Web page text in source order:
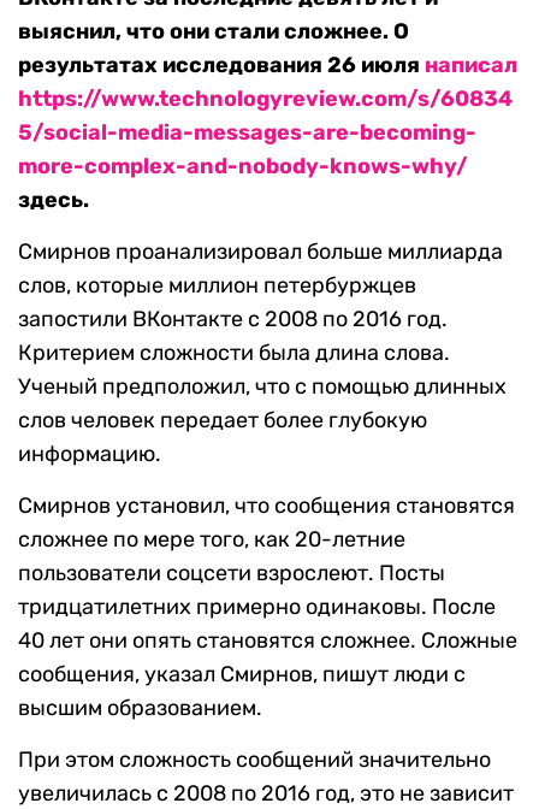
выяснил, что они стали сложнее. О
результатах исследования 26 июля написал
https://www.technologyreview.com/s/60834
5/social-media-messages-are-becoming-
more-complex-and-nobody-knows-why/
здесь.
Смирнов проанализировал больше миллиарда
слов, которые миллион петербуржцев
запостили ВКонтакте с 2008 по 2016 год.
Критерием сложности была длина слова.
Ученый предположил, что с помощью длинных
слов человек передает более глубокую
информацию.
Смирнов установил, что сообщения становятся
сложнее по мере того, как 20-летние
пользователи соцсети взрослеют. Посты
тридцатилетних примерно одинаковы. После
40 лет они опять становятся сложнее. Сложные
сообщения, указал Смирнов, пишут люди с
высшим образованием.
При этом сложность сообщений значительно
увеличилась с 2008 по 2016 год, это не зависит